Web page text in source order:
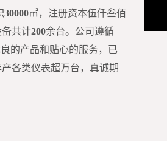
30000㎡，注册资本伍仟叁佰
共计200余台。公司遵循
的产品和贴心的服务，已
各类仪表超万台，真诚期